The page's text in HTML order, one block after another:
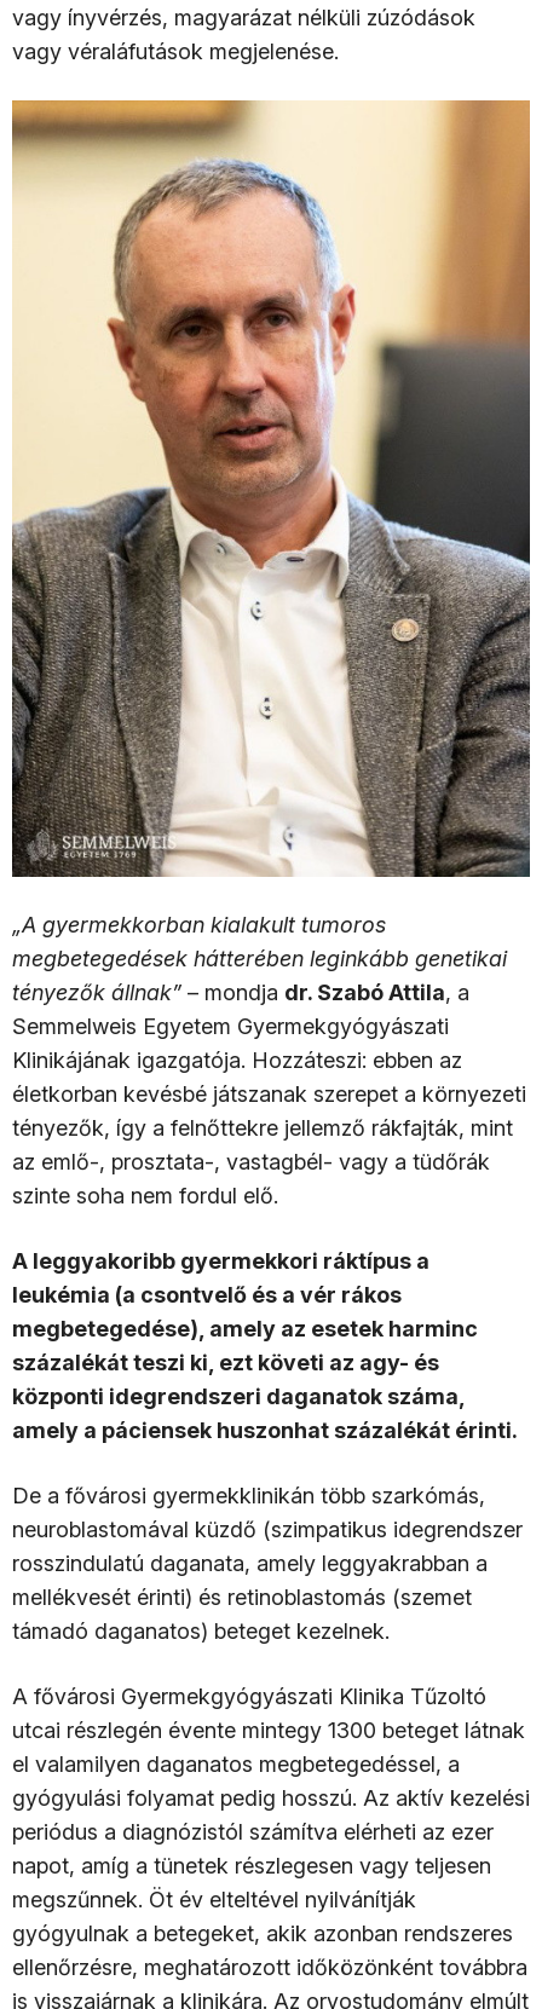
vagy ínyvérzés, magyarázat nélküli zúzódások
vagy véraláfutások megjelenése.
„A gyermekkorban kialakult tumoros
megbetegedések hátterében leginkább genetikai
tényezők állnak” – mondja dr. Szabó Attila, a
Semmelweis Egyetem Gyermekgyógyászati
Klinikájának igazgatója. Hozzáteszi: ebben az
életkorban kevésbé játszanak szerepet a környezeti
tényezők, így a felnőttekre jellemző rákfajták, mint
az emlő-, prosztata-, vastagbél- vagy a tüdőrák
szinte soha nem fordul elő.
A leggyakoribb gyermekkori ráktípus a
leukémia (a csontvelő és a vér rákos
megbetegedése), amely az esetek harminc
százalékát teszi ki, ezt követi az agy- és
központi idegrendszeri daganatok száma,
amely a páciensek huszonhat százalékát érinti.
De a fővárosi gyermekklinikán több szarkómás,
neuroblastomával küzdő (szimpatikus idegrendszer
rosszindulatú daganata, amely leggyakrabban a
mellékvesét érinti) és retinoblastomás (szemet
támadó daganatos) beteget kezelnek.
A fővárosi Gyermekgyógyászati Klinika Tűzoltó
utcai részlegén évente mintegy 1300 beteget látnak
el valamilyen daganatos megbetegedéssel, a
gyógyulási folyamat pedig hosszú. Az aktív kezelési
periódus a diagnózistól számítva elérheti az ezer
napot, amíg a tünetek részlegesen vagy teljesen
megszűnnek. Öt év elteltével nyilvánítják
gyógyulnak a betegeket, akik azonban rendszeres
ellenőrzésre, meghatározott időközönként továbbra
is visszajárnak a klinikára. Az orvostudomány elmúlt